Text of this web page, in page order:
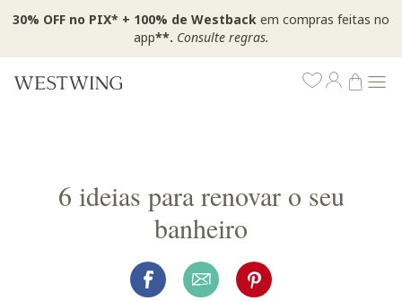
30% OFF no PIX* + 100% de Westback em compras feitas no
app**. Consulte regras.
6 ideias para renovar o seu
banheiro